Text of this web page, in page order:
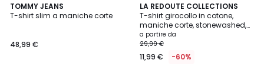
TOMMY JEANS
T-shirt slim a maniche corte
48,99 €
2
Colori
LA REDOUTE COLLECTIONS
T-shirt girocollo in cotone,
maniche corte, stonewashed,
effetto lavato
a partire da
29,99 €
11,99 € -60%
4,6
/ 5
4
Colori